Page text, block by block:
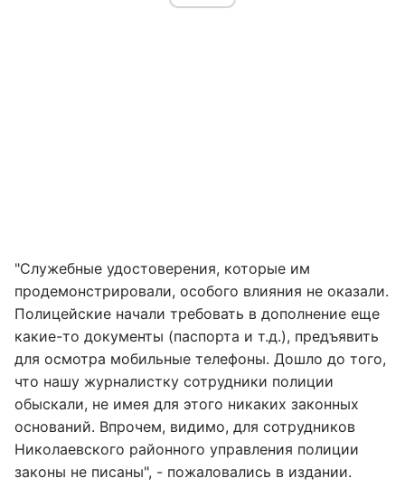
"Служебные удостоверения, которые им
продемонстрировали, особого влияния не оказали.
Полицейские начали требовать в дополнение еще
какие-то документы (паспорта и т.д.), предъявить
для осмотра мобильные телефоны. Дошло до того,
что нашу журналистку сотрудники полиции
обыскали, не имея для этого никаких законных
оснований. Впрочем, видимо, для сотрудников
Николаевского районного управления полиции
законы не писаны", - пожаловались в издании.